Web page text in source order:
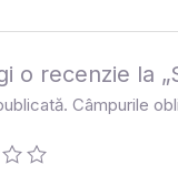
o recenzie la
Câmpurile